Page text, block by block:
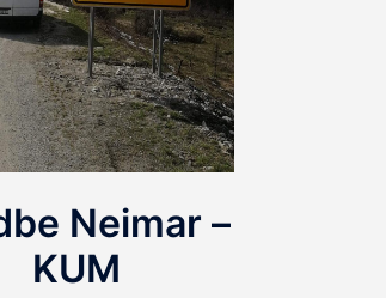
Neimar –
KUM